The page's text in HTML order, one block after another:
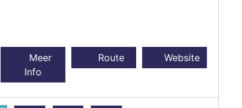
Meer
Info
Route Website